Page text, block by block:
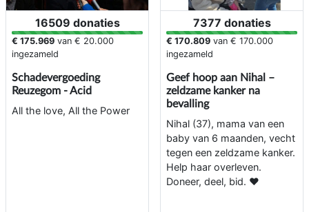
16509 donaties
€ 175.969 van € 20.000
ingezameld
Schadevergoeding
Reuzegom - Acid
All the love, All the Power
7377 donaties
€ 170.809 van € 170.000
ingezameld
Geef hoop aan Nihal –
zeldzame kanker na
bevalling
Nihal (37), mama van een
baby van 6 maanden, vecht
tegen een zeldzame kanker.
Help haar overleven.
Doneer, deel, bid. ❤️